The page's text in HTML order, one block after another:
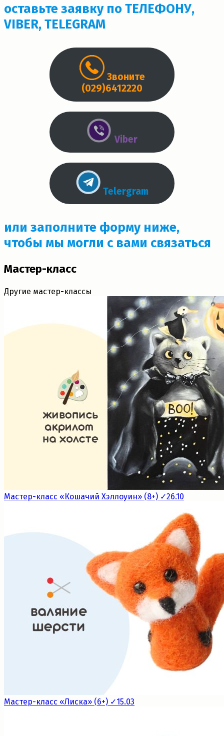
оставьте заявку по ТЕЛЕФОНУ,
VIBER, TELEGRAM
Звоните
(029)6412220
Viber
Telergram
или заполните форму ниже,
чтобы мы могли с вами связаться
Мастер-класс
Другие мастер-классы
Мастер-класс «Кошачий Хэллоуин» (8+) ✓26.10
Мастер-класс «Лиска» (6+) ✓15.03